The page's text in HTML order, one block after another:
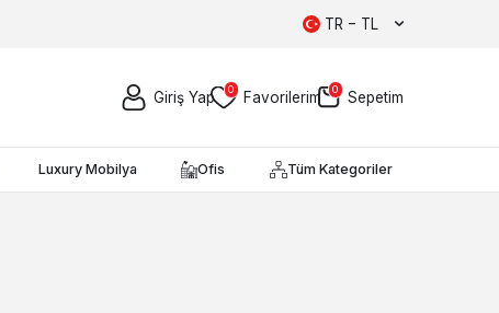
TR − TL
Giriş Yap 0 Favorilerim 0 Sepetim
Luxury Mobilya Ofis Tüm Kategoriler